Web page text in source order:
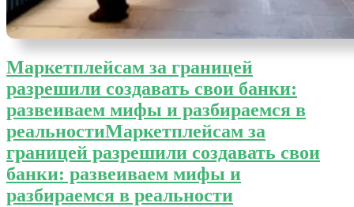
Маркетплейсам за границей
разрешили создавать свои банки:
развеиваем мифы и разбираемся в
реальностиМаркетплейсам за
границей разрешили создавать свои
банки: развеиваем мифы и
разбираемся в реальности